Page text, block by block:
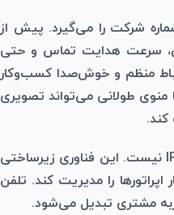
شرکت را می‌گیرد. پیش از
سرعت هدایت تماس و حتی
منظم و خوش‌صدا کسب‌وکار
طولانی می‌تواند تصویری
سرویس voip فقط روشی برای انتقال مکالمه روی شبکه IP نیست. این فناوری زیرساختی
را مدیریت کند. تلفن
مشتری تبدیل می‌شود.